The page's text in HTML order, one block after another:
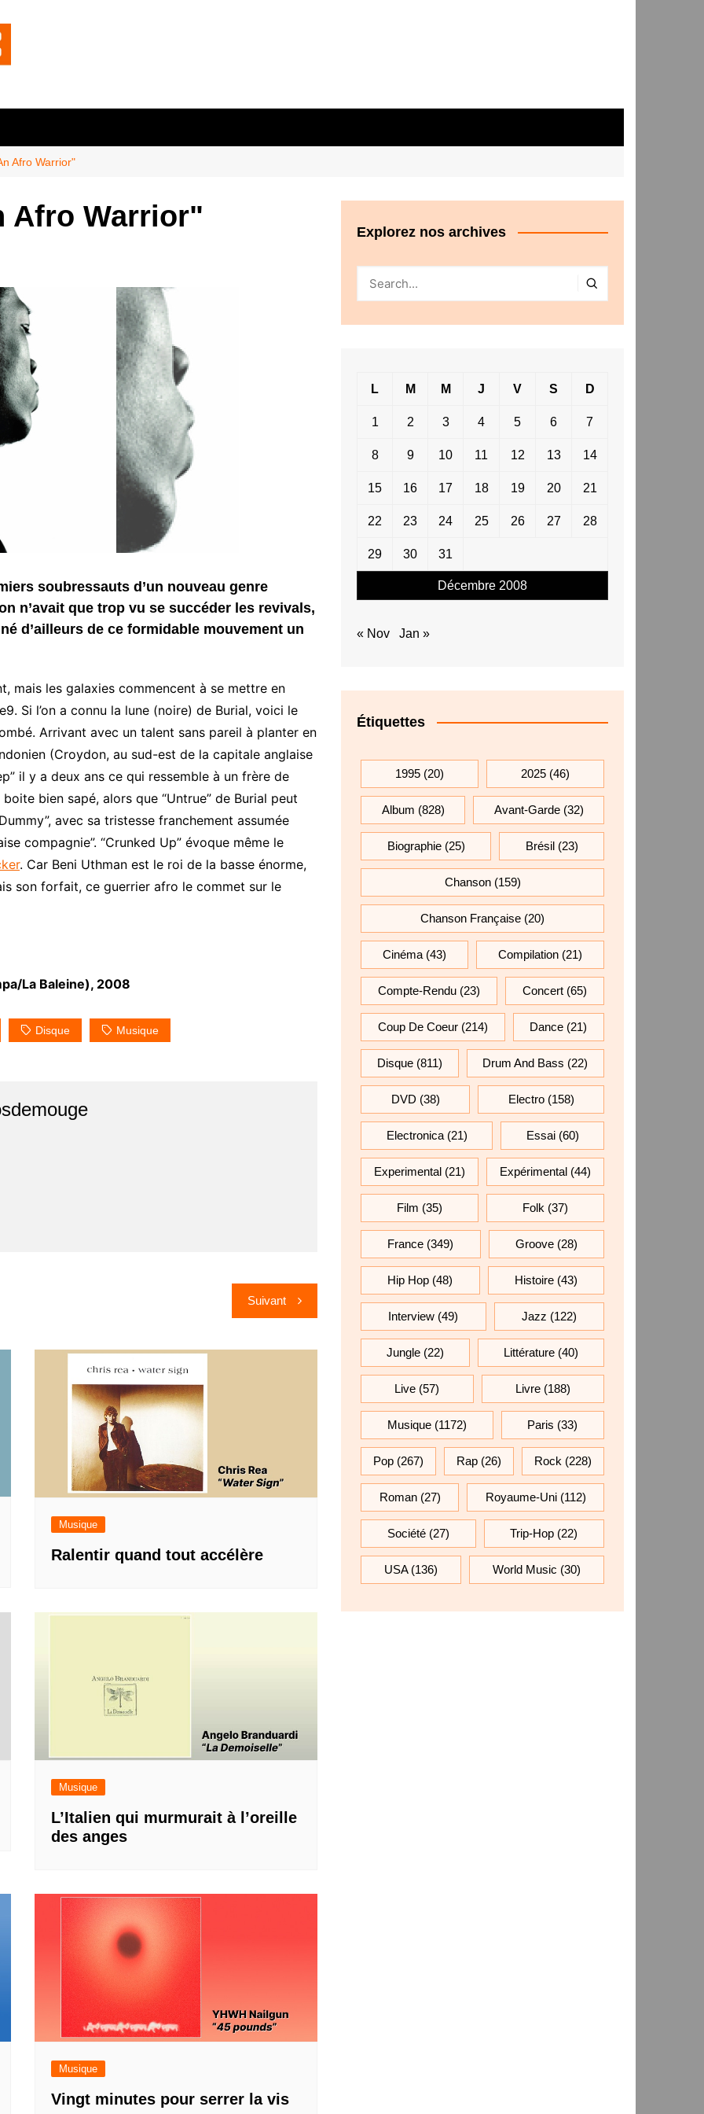
Afro Warrior"
Afro Warrior"
soubressauts d’un nouveau genre
n’avait que trop vu se succéder les revivals,
d’ailleurs de ce formidable mouvement un
mais les galaxies commencent à se mettre en
Si l’on a connu la lune (noire) de Burial, voici le
Arrivant avec un talent sans pareil à planter en
(Croydon, au sud-est de la capitale anglaise
il y a deux ans ce qui ressemble à un frère de
bien sapé, alors que “Untrue” de Burial peut
avec sa tristesse franchement assumée
compagnie”. “Crunked Up” évoque même le
. Car Beni Uthman est le roi de la basse énorme,
son forfait, ce guerrier afro le commet sur le
La Baleine), 2008
Disque Musique
Suivant
Musique
Ralentir quand tout accélère
Musique
L’Italien qui murmurait à l’oreille
des anges
Musique
Vingt minutes pour serrer la vis
Explorez nos archives
Décembre 2008
L M M J V S D
1 2 3 4 5 6 7
8 9 10 11 12 13 14
15 16 17 18 19 20 21
22 23 24 25 26 27 28
29 30 31
« Nov Jan »
Étiquettes
1995 (20) 2025 (46)
Album (828) Avant-Garde(32)
Biographie(25) Brésil(23)
Chanson(159)
Chanson Française (20)
Cinéma (43) Compilation (21)
Compte-Rendu (23) Concert (65)
Coup De Coeur(214) Dance (21)
Disque(811) Drum And Bass (22)
DVD (38) Electro(158)
Electronica(21) Essai(60)
Experimental (21) Expérimental (44)
Film (35) Folk (37)
France (349) Groove(28)
Hip Hop (48) Histoire(43)
Interview (49) Jazz (122)
Jungle (22) Littérature (40)
Live (57) Livre(188)
Musique(1172) Paris (33)
Pop (267) Rap (26) Rock (228)
Roman(27) Royaume-Uni(112)
Société(27) Trip-Hop (22)
USA(136) World Music (30)